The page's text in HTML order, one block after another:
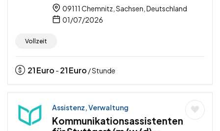
09111 Chemnitz, Sachsen, Deutschland
01/07/2026
Vollzeit
21Euro - 21Euro / Stunde
Assistenz, Verwaltung
Kommunikationsassistenten